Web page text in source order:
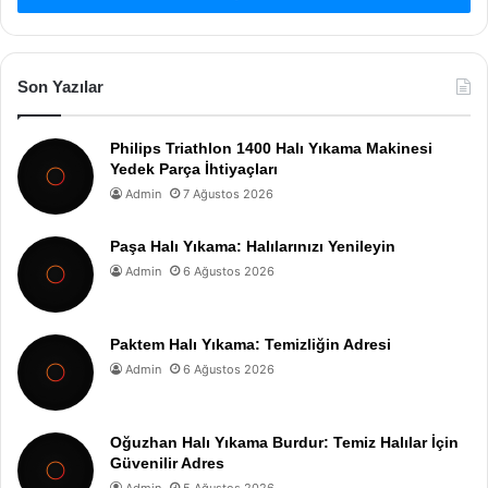
Son Yazılar
Philips Triathlon 1400 Halı Yıkama Makinesi
Yedek Parça İhtiyaçları
Admin 7 Ağustos 2026
Paşa Halı Yıkama: Halılarınızı Yenileyin
Admin 6 Ağustos 2026
Paktem Halı Yıkama: Temizliğin Adresi
Admin 6 Ağustos 2026
Oğuzhan Halı Yıkama Burdur: Temiz Halılar İçin
Güvenilir Adres